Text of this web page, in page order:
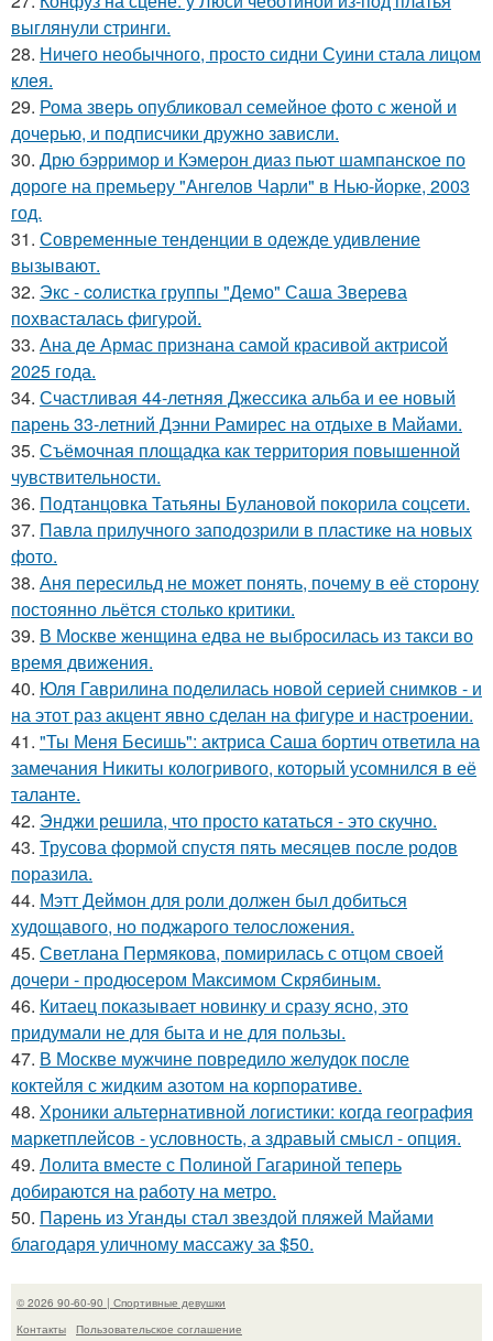
выглянули стринги.
28. Ничего необычного, просто сидни Суини стала лицом
клея.
29. Рома зверь опубликовал семейное фото с женой и
дочерью, и подписчики дружно зависли.
30. Дрю бэрримор и Кэмерон диаз пьют шампанское по
дороге на премьеру "Ангелов Чарли" в Нью-йорке, 2003
год.
31. Современные тенденции в одежде удивление
вызывают.
32. Экс - coлистка группы "Демо" Саша Зверева
пoхвасталась фигуpoй.
33. Ана де Армас признана самой красивой актрисой
2025 года.
34. Счастливая 44-летняя Джессика альба и ее новый
парень 33-летний Дэнни Рамирес на отдыхе в Майами.
35. Съёмочная площадка как территория повышенной
чувствительности.
36. Подтанцовка Татьяны Булановой покорила соцсети.
37. Павла прилучного заподозрили в пластике на новых
фото.
38. Аня пересильд не может понять, почему в её сторону
постоянно льётся столько критики.
39. В Москве женщина едва не выбросилась из такси во
время движения.
40. Юля Гаврилина поделилась новой серией снимков - и
на этот раз акцент явно сделан на фигуре и настроении.
41. "Ты Меня Бесишь": актриса Саша бортич ответила на
замечания Никиты кологривого, который усомнился в её
таланте.
42. Энджи решила, что просто кататься - это скучно.
43. Трусова формой спустя пять месяцев после родов
поразила.
44. Мэтт Деймон для роли должен был добиться
худощавого, но поджарого телосложения.
45. Светлана Пермякова, помирилась с отцом своей
дочери - продюсером Максимом Скрябиным.
46. Китаец показывает новинку и сразу ясно, это
придумали не для быта и не для пользы.
47. В Москве мужчине повредило желудок после
коктейля с жидким азотом на корпоративе.
48. Хроники альтернативной логистики: когда география
маркетплейсов - условность, а здравый смысл - опция.
49. Лолита вместе с Полиной Гагариной теперь
добираются на работу на метро.
50. Парень из Уганды стал звездой пляжей Майами
благодаря уличному массажу за $50.
© 2026 90-60-90 | Спортивные девушки
Контакты
Пользовательское соглашение